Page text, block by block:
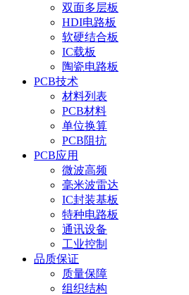
双面多层板
HDI电路板
软硬结合板
IC载板
陶瓷电路板
PCB技术
材料列表
PCB材料
单位换算
PCB阻抗
PCB应用
微波高频
毫米波雷达
IC封装基板
特种电路板
通讯设备
工业控制
品质保证
质量保障
组织结构